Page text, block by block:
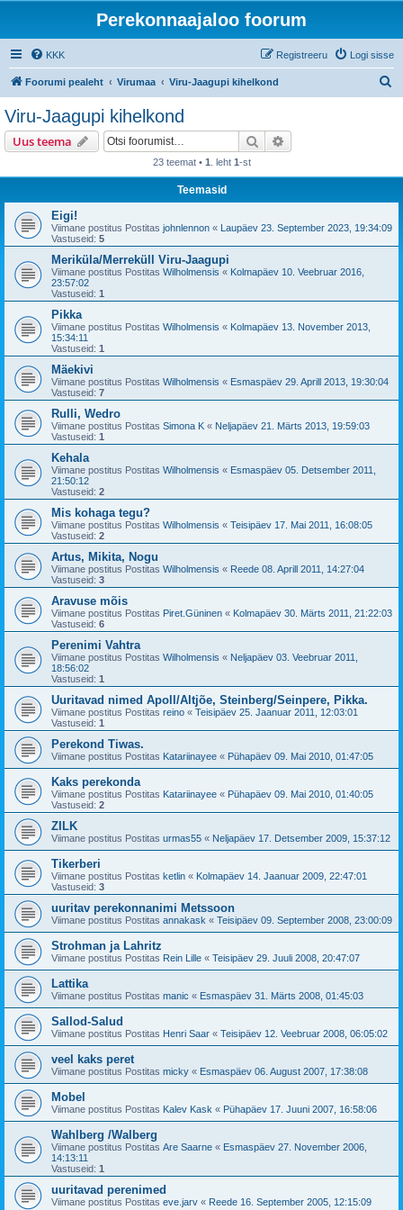
Perekonnaajaloo foorum
KKK Logi sisse
Registreeru
Foorumi pealeht Virumaa Viru-Jaagupi kihelkond
Viru-Jaagupi kihelkond
Uus teema Otsi
23 teemat • 1 . leht 1-st
Teemasid
Eigi!
Viimane postitus Postitas johnlennon « Laupäev 23. September 2023, 19:34:09
Vastuseid: 5
Meriküla/Merreküll Viru-Jaagupi
Viimane postitus Postitas Wilholmensis « Kolmapäev 10. Veebruar 2016,
23:57:02
Vastuseid: 1
Pikka
Viimane postitus Postitas Wilholmensis « Kolmapäev 13. November 2013,
15:34:11
Vastuseid: 1
Mäekivi
Viimane postitus Postitas Wilholmensis « Esmaspäev 29. Aprill 2013, 19:30:04
Vastuseid: 7
Rulli, Wedro
Viimane postitus Postitas Simona K « Neljapäev 21. Märts 2013, 19:59:03
Vastuseid: 1
Kehala
Viimane postitus Postitas Wilholmensis « Esmaspäev 05. Detsember 2011,
21:50:12
Vastuseid: 2
Mis kohaga tegu?
Viimane postitus Postitas Wilholmensis « Teisipäev 17. Mai 2011, 16:08:05
Vastuseid: 2
Artus, Mikita, Nogu
Viimane postitus Postitas Wilholmensis « Reede 08. Aprill 2011, 14:27:04
Vastuseid: 3
Aravuse mõis
Viimane postitus Postitas Piret.Güninen « Kolmapäev 30. Märts 2011, 21:22:03
Vastuseid: 6
Perenimi Vahtra
Viimane postitus Postitas Wilholmensis « Neljapäev 03. Veebruar 2011,
18:56:02
Vastuseid: 1
Uuritavad nimed Apoll/Altjõe, Steinberg/Seinpere, Pikka.
Viimane postitus Postitas reino « Teisipäev 25. Jaanuar 2011, 12:03:01
Vastuseid: 1
Perekond Tiwas.
Viimane postitus Postitas Katariinayee « Pühapäev 09. Mai 2010, 01:47:05
Kaks perekonda
Viimane postitus Postitas Katariinayee « Pühapäev 09. Mai 2010, 01:40:05
Vastuseid: 2
ZILK
Viimane postitus Postitas urmas55 « Neljapäev 17. Detsember 2009, 15:37:12
Tikerberi
Viimane postitus Postitas ketlin « Kolmapäev 14. Jaanuar 2009, 22:47:01
Vastuseid: 3
uuritav perekonnanimi Metssoon
Viimane postitus Postitas annakask « Teisipäev 09. September 2008, 23:00:09
Strohman ja Lahritz
Viimane postitus Postitas Rein Lille « Teisipäev 29. Juuli 2008, 20:47:07
Lattika
Viimane postitus Postitas manic « Esmaspäev 31. Märts 2008, 01:45:03
Sallod-Salud
Viimane postitus Postitas Henri Saar « Teisipäev 12. Veebruar 2008, 06:05:02
veel kaks peret
Viimane postitus Postitas micky « Esmaspäev 06. August 2007, 17:38:08
Mobel
Viimane postitus Postitas Kalev Kask « Pühapäev 17. Juuni 2007, 16:58:06
Wahlberg /Walberg
Viimane postitus Postitas Are Saarne « Esmaspäev 27. November 2006,
14:13:11
Vastuseid: 1
uuritavad perenimed
Viimane postitus Postitas eve.jarv « Reede 16. September 2005, 12:15:09